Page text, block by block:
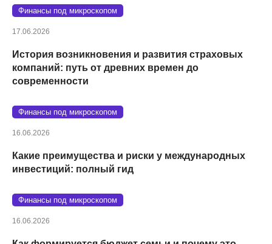
Финансы под микроскопом
17.06.2026
История возникновения и развития страховых
компаний: путь от древних времен до
современности
Финансы под микроскопом
16.06.2026
Какие преимущества и риски у международных
инвестиций: полный гид
Финансы под микроскопом
16.06.2026